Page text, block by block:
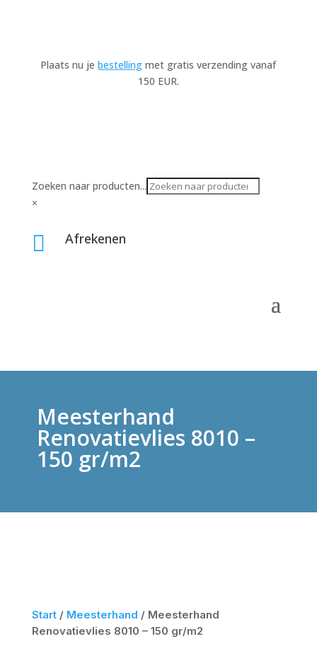
Plaats nu jebestelling met gratis verzending vanaf
150 EUR.
Zoeken naar producten...
×
 Afrekenen
Meesterhand
Renovatievlies 8010 –
150 gr/m2
Start/ Meesterhand / Meesterhand
Renovatievlies 8010 – 150 gr/m2